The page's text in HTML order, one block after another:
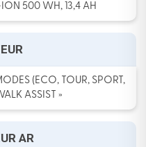
500 WH, 13,4 AH
(ECO, TOUR, SPORT,
ASSIST »
AR